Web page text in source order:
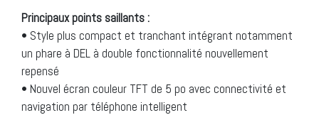
Principaux points saillants :
• Style plus compact et tranchant intégrant notamment
un phare à DEL à double fonctionnalité nouvellement
repensé
• Nouvel écran couleur TFT de 5 po avec connectivité et
navigation par téléphone intelligent